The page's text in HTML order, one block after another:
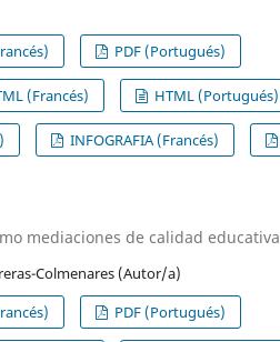
PDF (Portugués)
(Francés) HTML (Portugués)
INFOGRAFIA (Francés)
mediaciones de calidad educativa
Colmenares (Autor/a)
PDF (Portugués)